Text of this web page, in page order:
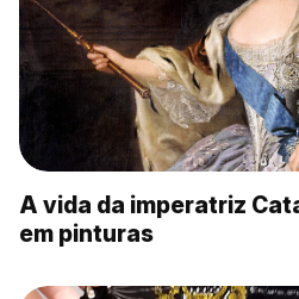
A vida da imperatriz
em pinturas